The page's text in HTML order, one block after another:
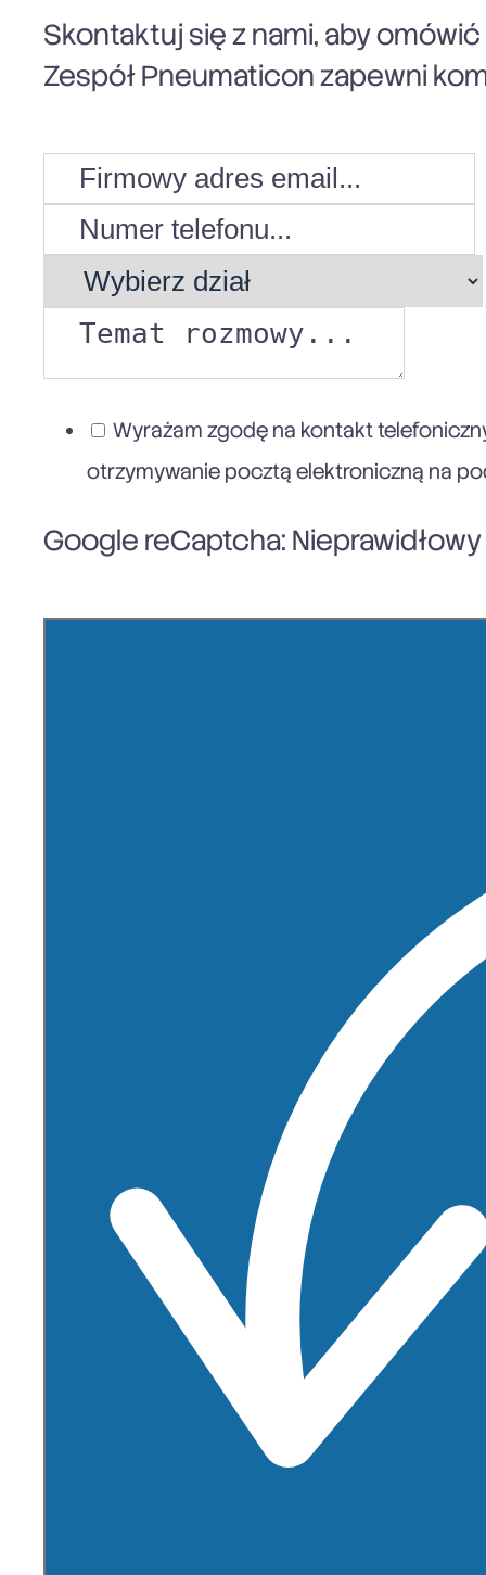
Skontaktuj się z nami, aby
Zespół Pneumaticon zapewni
Wyrażam zgodę na kontakt
otrzymywanie pocztą elektroniczną na
Google reCaptcha: